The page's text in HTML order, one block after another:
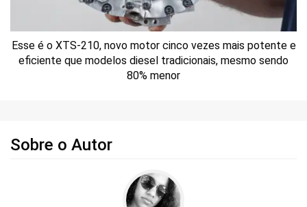
Esse é o XTS-210, novo motor cinco vezes mais potente e
eficiente que modelos diesel tradicionais, mesmo sendo
80% menor
Sobre o Autor